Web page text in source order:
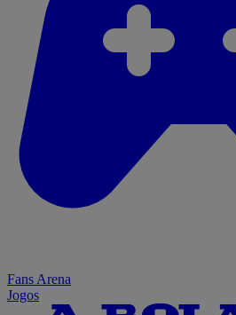
Fans Arena
Jogos